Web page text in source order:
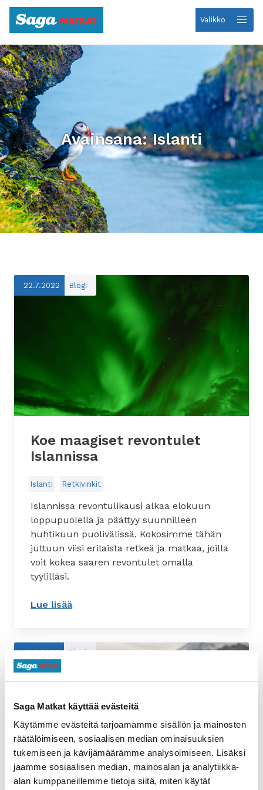
Saga Matkat käyttää evästeitä
Käytämme evästeitä tarjoamamme sisällön ja mainosten
räätälöimiseen, sosiaalisen median ominaisuuksien
tukemiseen ja kävijämäärämme analysoimiseen. Lisäksi
jaamme sosiaalisen median, mainosalan ja analytiikka-
alan kumppaneillemme tietoja siitä, miten käytät
Etusivulle
Valikko
Avainsana: Islanti
22.7.2022 Blogi
Koe maagiset revontulet
Islannissa
Islanti Retkivinkit
Islannissa revontulikausi alkaa elokuun
loppupuolella ja päättyy suunnilleen
huhtikuun puolivälissä. Kokosimme tähän
juttuun viisi erilaista retkeä ja matkaa, joilla
voit kokea saaren revontulet omalla
tyylilläsi.
Lue lisää: Koe maagiset revontulet Islannissa
15.3.2022 Blogi
Viisi vaihtoehtoa Siniselle
laguunille